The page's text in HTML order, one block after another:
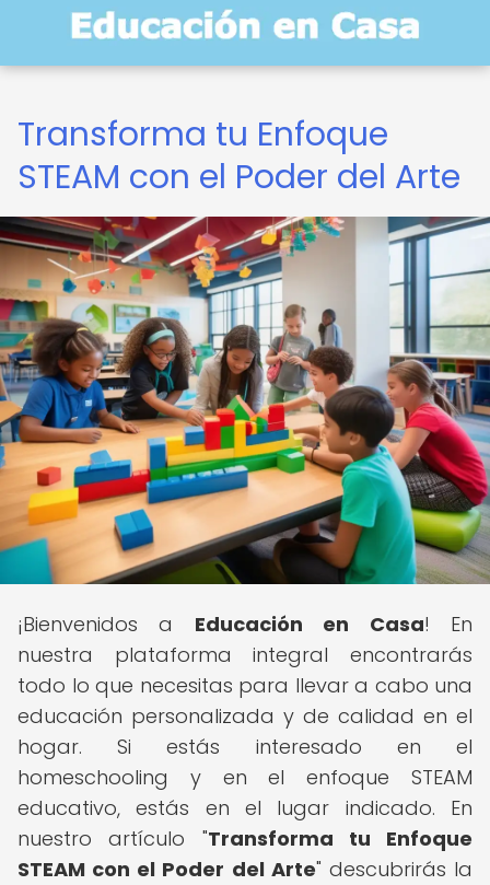
Transforma tu Enfoque
STEAM con el Poder del Arte
¡Bienvenidos a Educación en Casa! En
nuestra plataforma integral encontrarás
todo lo que necesitas para llevar a cabo una
educación personalizada y de calidad en el
hogar. Si estás interesado en el
homeschooling y en el enfoque STEAM
educativo, estás en el lugar indicado. En
nuestro artículo "Transforma tu Enfoque
STEAM con el Poder del Arte" descubrirás la